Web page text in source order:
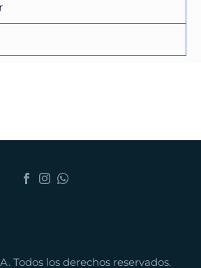
Todos los derechos reservados.